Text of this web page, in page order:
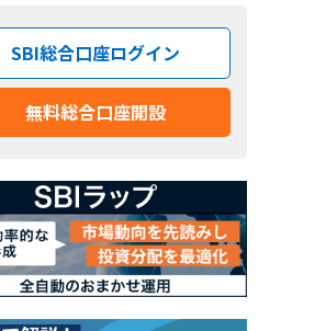
SBI総合口座ログイン
無料総合口座開設